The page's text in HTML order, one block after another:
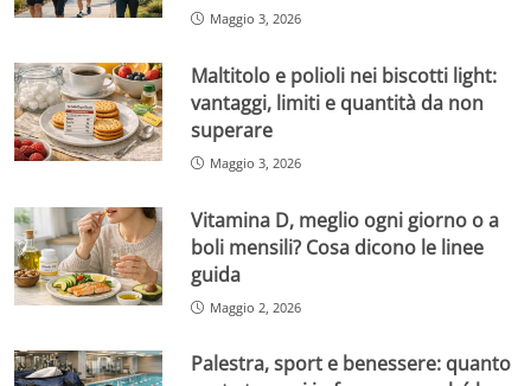
Maggio 3, 2026
Maltitolo e polioli nei biscotti light:
vantaggi, limiti e quantità da non
superare
Maggio 3, 2026
Vitamina D, meglio ogni giorno o a
boli mensili? Cosa dicono le linee
guida
Maggio 2, 2026
Palestra, sport e benessere: quanto